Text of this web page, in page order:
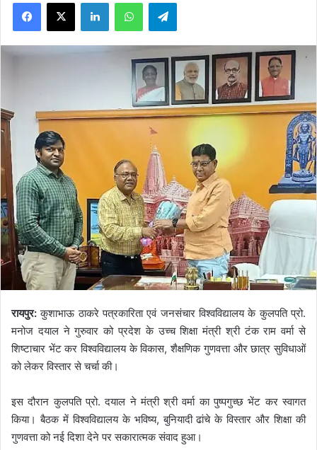
रायपुर: कुशाभाऊ ठाकरे पत्रकारिता एवं जनसंचार विश्वविद्यालय के कुलपति प्रो.
मनोज दयाल ने गुरुवार को प्रदेश के उच्च शिक्षा मंत्री श्री टंक राम वर्मा से
शिष्टाचार भेंट कर विश्वविद्यालय के विकास, शैक्षणिक गुणवत्ता और छात्र सुविधाओं
को लेकर विस्तार से चर्चा की।
इस दौरान कुलपति प्रो. दयाल ने मंत्री श्री वर्मा का पुष्पगुच्छ भेंट कर स्वागत
किया। बैठक में विश्वविद्यालय के भविष्य, बुनियादी ढांचे के विस्तार और शिक्षा की
गुणवत्ता को नई दिशा देने पर सकारात्मक संवाद हुआ।